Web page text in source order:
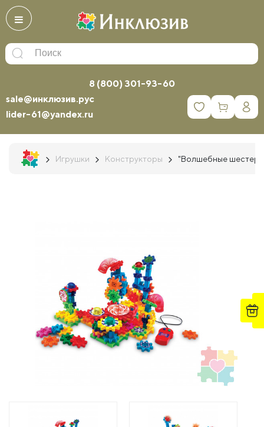
8 (800) 301-93-60
sale@инклюзив.рус
lider-61@yandex.ru
0
Игрушки Конструкторы "Волшебные